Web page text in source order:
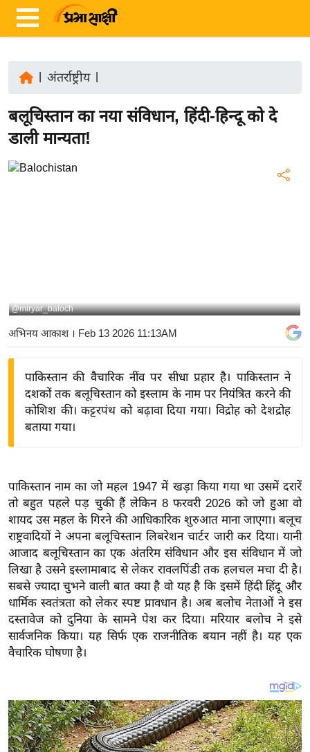
ज़ा
ख
र
ष्ट्री
य
बि
ज
ग
त
वि
शे
ष
ज्ञ
रा
य
ब
खे
ल
क्रि
अंतर्राष्ट्रीय|
बलूचिस्तान का नया संविधान, हिंदी-हिन्दू को दे
डाली मान्यता!
@miryar_baloch
अभिनय आकाश। Feb 13 2026 11:13AM
पाकिस्तान की वैचारिक नींव पर सीधा प्रहार है। पाकिस्तान ने
दशकों तक बलूचिस्तान को इस्लाम के नाम पर नियंत्रित करने की
कोशिश की। कट्टरपंथ को बढ़ावा दिया गया। विद्रोह को देशद्रोह
बताया गया।
पाकिस्तान नाम का जो महल 1947 में खड़ा किया गया था उसमें दरारें
तो बहुत पहले पड़ चुकी हैं लेकिन 8 फरवरी 2026 को जो हुआ वो
शायद उस महल के गिरने की आधिकारिक शुरुआत माना जाएगा। बलूच
राष्ट्रवादियों ने अपना बलूचिस्तान लिबरेशन चार्टर जारी कर दिया। यानी
आजाद बलूचिस्तान का एक अंतरिम संविधान और इस संविधान में जो
लिखा है उसने इस्लामाबाद से लेकर रावलपिंडी तक हलचल मचा दी है।
सबसे ज्यादा चुभने वाली बात क्या है वो यह है कि इसमें हिंदी हिंदू और
धार्मिक स्वतंत्रता को लेकर स्पष्ट प्रावधान है। अब बलोच नेताओं ने इस
दस्तावेज को दुनिया के सामने पेश कर दिया। मरियार बलोच ने इसे
सार्वजनिक किया। यह सिर्फ एक राजनीतिक बयान नहीं है। यह एक
वैचारिक घोषणा है।